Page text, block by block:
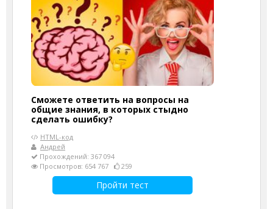
Сможете ответить на вопросы на
общие знания, в которых стыдно
сделать ошибку?
HTML-код
Андрей
Прохождений: 367 094
Просмотров: 654 767
259
Пройти тест